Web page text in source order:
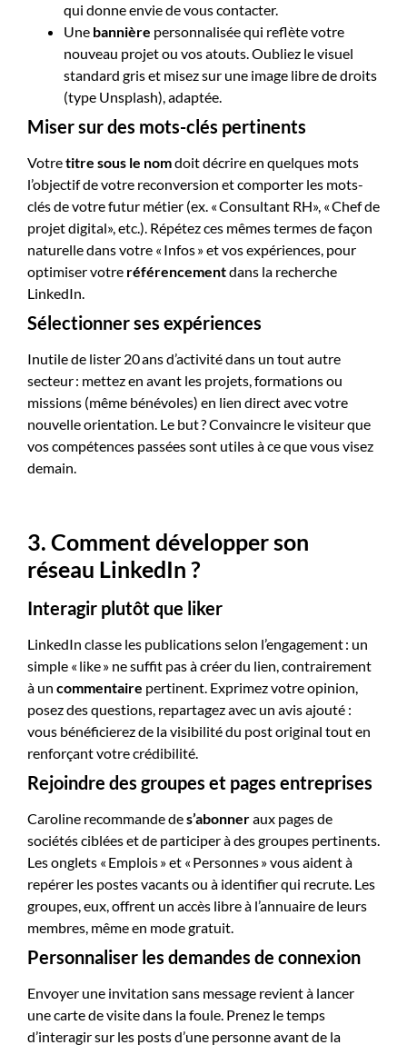
qui donne envie de vous contacter.
Une bannière personnalisée qui reflète votre
nouveau projet ou vos atouts. Oubliez le visuel
standard gris et misez sur une image libre de droits
(type Unsplash), adaptée.
Miser sur des mots-clés pertinents
Votretitre sous le nomdoit décrire en quelques mots
l’objectif de votre reconversion et comporter les mots-
clés de votre futur métier (ex. « Consultant RH», « Chef de
projet digital», etc.). Répétez ces mêmes termes de façon
naturelle dans votre « Infos » et vos expériences, pour
optimiser votre référencementdans la recherche
LinkedIn.
Sélectionner ses expériences
Inutile de lister 20 ans d’activité dans un tout autre
secteur : mettez en avant les projets, formations ou
missions (même bénévoles) en lien direct avec votre
nouvelle orientation. Le but ? Convaincre le visiteur que
vos compétences passées sont utiles à ce que vous visez
demain.
3. Comment développer son
réseau LinkedIn ?
Interagir plutôt que liker
LinkedIn classe les publications selon l’engagement : un
simple « like » ne suffit pas à créer du lien, contrairement
à un commentaire pertinent. Exprimez votre opinion,
posez des questions, repartagez avec un avis ajouté :
vous bénéficierez de la visibilité du post original tout en
renforçant votre crédibilité.
Rejoindre des groupes et pages entreprises
Caroline recommande des’abonneraux pages de
sociétés ciblées et de participer à des groupes pertinents.
Les onglets « Emplois » et « Personnes » vous aident à
repérer les postes vacants ou à identifier qui recrute. Les
groupes, eux, offrent un accès libre à l’annuaire de leurs
membres, même en mode gratuit.
Personnaliser les demandes de connexion
Envoyer une invitation sans message revient à lancer
une carte de visite dans la foule. Prenez le temps
d’interagir sur les posts d’une personne avant de la